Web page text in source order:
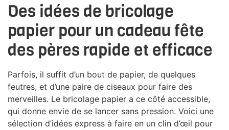
Des idées de bricolage
papier pour un cadeau fête
des pères rapide et efficace
Parfois, il suffit d’un bout de papier, de quelques
feutres, et d’une paire de ciseaux pour faire des
merveilles. Le bricolage papier a ce côté accessible,
qui donne envie de se lancer sans pression. Voici une
sélection d’idées express à faire en un clin d’œil pour